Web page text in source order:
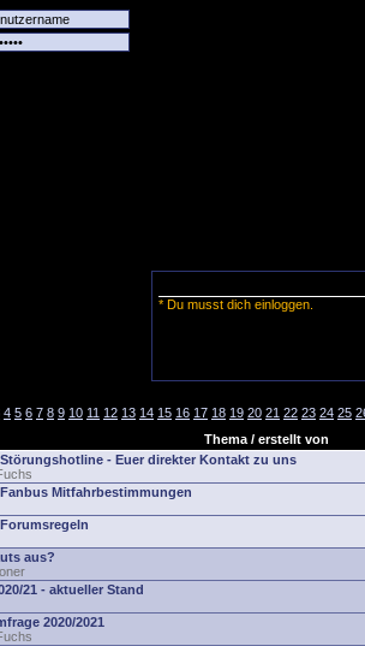
* Du musst dich einloggen.
4 5 6 7 8 9 10 11 12 13 14 15 16 17 18 19 20 21 22 23 24 25
Thema / erstellt von
Störungshotline - Euer direkter Kontakt zu uns
Fanbus Mitfahrbestimmungen
Forumsregeln
aus?
21 - aktueller Stand
2020/2021